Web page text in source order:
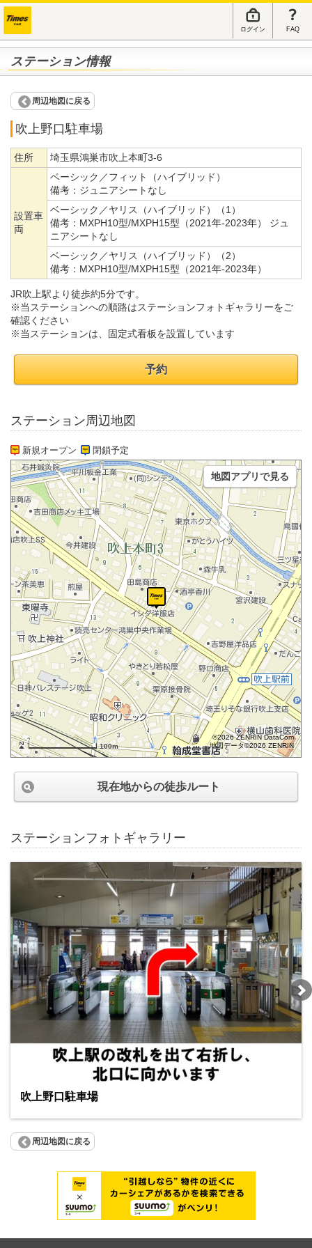
ログイン FAQ
ステーション情報
周辺地図に戻る
吹上野口駐車場
住所 埼玉県鴻巣市吹上本町3-6
設置車
両
ベーシック／フィット（ハイブリッド）
備考： ジュニアシートなし
ベーシック／ヤリス（ハイブリッド）（1）
備考： MXPH10型/MXPH15型（2021年-2023年） ジュ
ニアシートなし
ベーシック／ヤリス（ハイブリッド）（2）
備考： MXPH10型/MXPH15型（2021年-2023年）
JR吹上駅より徒歩約5分です。
※当ステーションへの順路はステーションフォトギャラリーをご
確認ください
※当ステーションは、固定式看板を設置しています
予約
ステーション周辺地図
新規オープン 閉鎖予定
100m
©2026 ZENRIN DataCom
地図データ©2026 ZENRIN
地図アプリで見る
現在地からの徒歩ルート
ステーションフォトギャラリー
吹上野口駐車場
周辺地図に戻る